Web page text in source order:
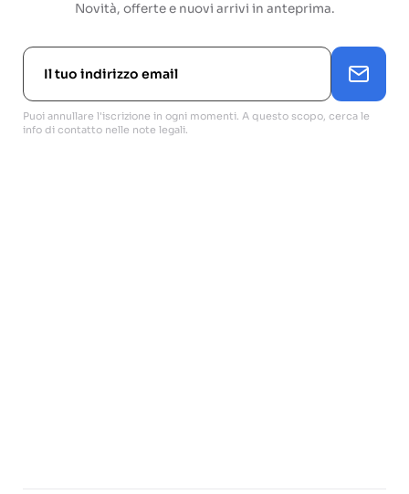
Novità, offerte e nuovi arrivi in anteprima.
Puoi annullare l'iscrizione in ogni momenti. A questo scopo, cerca le
info di contatto nelle note legali.